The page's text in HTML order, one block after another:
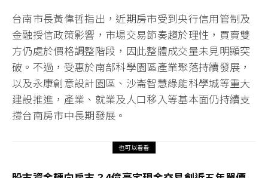
台南市長黃偉哲指出，近期房市受到央行信用管制及
金融授信政策影響，市場交易節奏趨於理性，買賣雙
方仍處於價格調整階段，因此整體成交量未見明顯突
破。不過，受惠於南部科學園區產業聚落持續發展，
以及永康創意設計園區、沙崙智慧綠能科學城等重大
建設推進，產業、就業及人口移入等基本面仍持續支
撐台南房市中長期發展。
也可以看看